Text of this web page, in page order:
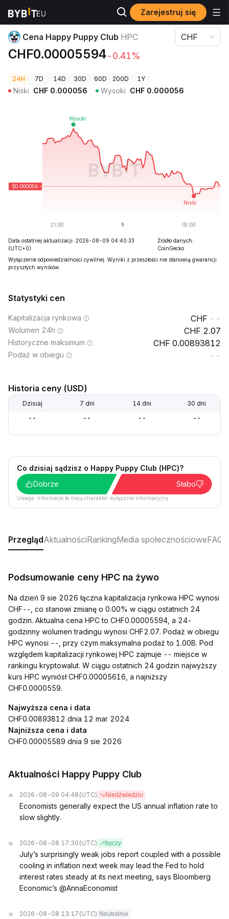
Zarejestruj się
Ceny kryptowalut Cena Happy Puppy Club HPC
Cena Happy Puppy Club HPC
CHF0.00005594-0.41%
CHF
24H 7D 14D 30D 60D 200D 1Y
Niski CHF 0.000056 Wysoki CHF 0.000056
Data ostatniej aktualizacji: 2026-08-09 04:40:33
(UTC+0)
Źródło danych:
CoinGecko
Wyłączenie odpowiedzialności cywilnej: Wyniki z przeszłości nie stanowią gwarancji
przyszłych wyników.
Statystyki cen
Kapitalizacja rynkowa --
Wolumen 24h 2.07
Historyczne maksimum 0.00893812
Podaż w obiegu --
Historia ceny (USD)
Dzisiaj 7 dni 14 dni 30 dni
-- -- -- --
Co dzisiaj sądzisz o Happy Puppy Club (HPC)?
Dobrze
Słabo
Uwaga: Informacje te mają charakter wyłącznie informacyjny.
PrzeglądAktualnościRankingMedia społecznościoweFAQ
Podsumowanie ceny HPC na żywo
Na dzień 9 sie 2026 łączna kapitalizacja rynkowa HPC wynosi
CHF--, co stanowi zmianę o 0.00% w ciągu ostatnich 24
godzin. Aktualna cena HPC to CHF0.00005594, a 24-
godzinny wolumen tradingu wynosi CHF2.07. Podaż w obiegu
HPC wynosi --, przy czym maksymalna podaż to 1.00B. Pod
względem kapitalizacji rynkowej HPC zajmuje -- miejsce w
rankingu kryptowalut. W ciągu ostatnich 24 godzin najwyższy
kurs HPC wyniósł CHF0.00005616, a najniższy
CHF0.0000559.
Najwyższa cena i data
CHF0.00893812 dnia 12 mar 2024
Najniższa cena i data
CHF0.00005589 dnia 9 sie 2026
Aktualności Happy Puppy Club
2026-08-09 04:48 (UTC) Niedźwiedzio
Economists generally expect the US annual inflation rate to
slow slightly.
2026-08-08 17:30 (UTC) byczy
July’s surprisingly weak jobs report coupled with a possible
cooling in inflation next week may lead the Fed to hold
interest rates steady at its next meeting, says Bloomberg
Economic’s @AnnaEconomist
2026-08-08 13:17 (UTC) Neutralnie